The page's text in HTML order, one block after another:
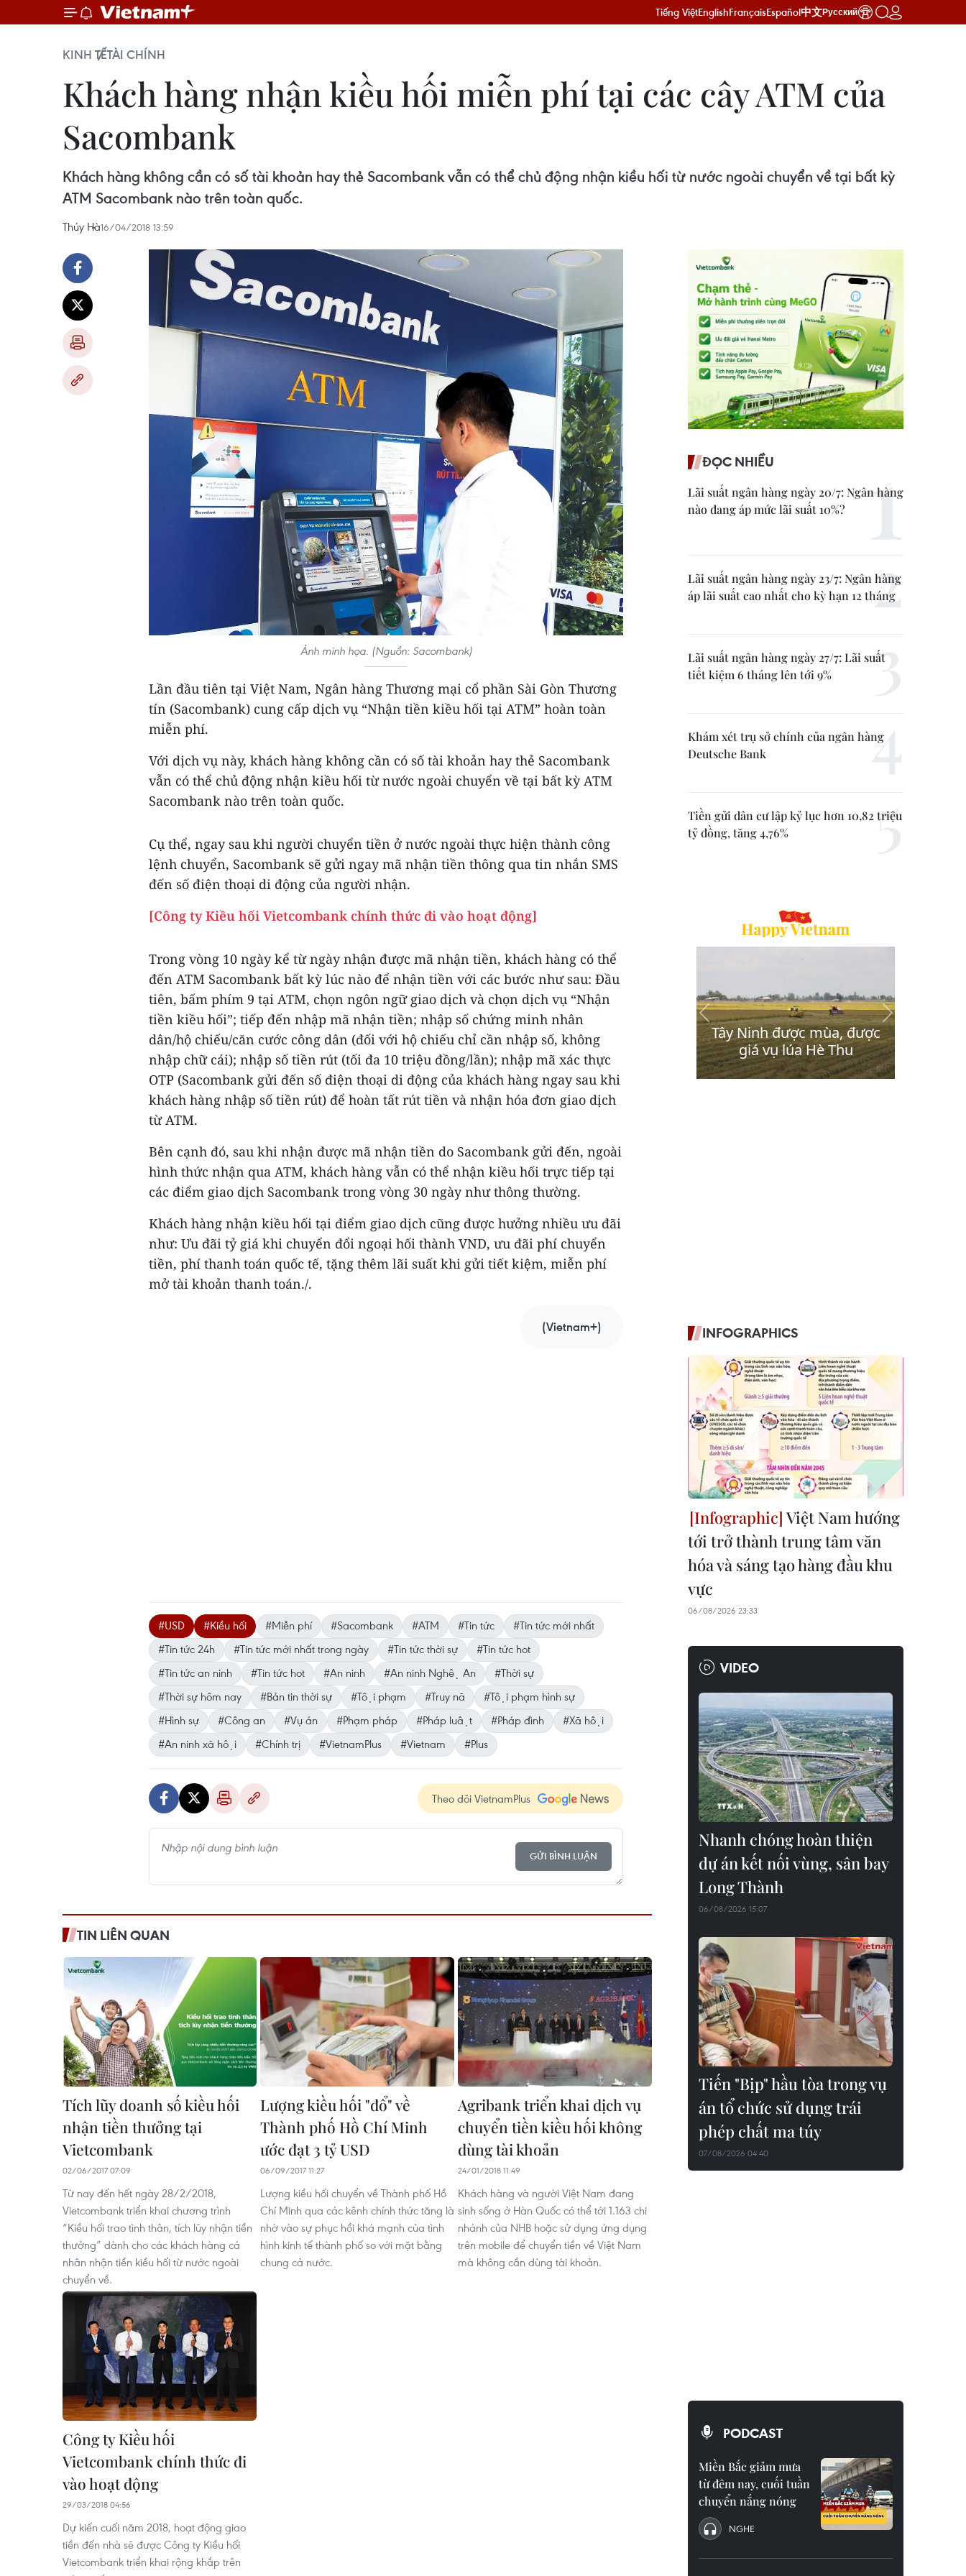
Tiếng ViệtEnglishFrançaisEspañol中文Русский
KINH TẾTÀI CHÍNH
Khách hàng nhận kiều hối miễn phí tại các cây ATM của
Sacombank
Khách hàng không cần có số tài khoản hay thẻ Sacombank vẫn có thể chủ động nhận kiều hối từ nước ngoài chuyển về tại bất kỳ
ATM Sacombank nào trên toàn quốc.
Thúy Hà16/04/2018 13:59
Ảnh minh họa. (Nguồn: Sacombank)
Lần đầu tiên tại Việt Nam, Ngân hàng Thương mại cổ phần Sài Gòn Thương
tín (Sacombank) cung cấp dịch vụ “Nhận tiền kiều hối tại ATM” hoàn toàn
miễn phí.
Với dịch vụ này, khách hàng không cần có số tài khoản hay thẻ Sacombank
vẫn có thể chủ động nhận kiều hối từ nước ngoài chuyển về tại bất kỳ ATM
Sacombank nào trên toàn quốc.
Cụ thể, ngay sau khi người chuyển tiền ở nước ngoài thực hiện thành công
lệnh chuyển, Sacombank sẽ gửi ngay mã nhận tiền thông qua tin nhắn SMS
đến số điện thoại di động của người nhận.
[Công ty Kiều hối Vietcombank chính thức đi vào hoạt động]
Trong vòng 10 ngày kể từ ngày nhận được mã nhận tiền, khách hàng có thể
đến ATM Sacombank bất kỳ lúc nào để nhận tiền với các bước như sau: Đầu
tiên, bấm phím 9 tại ATM, chọn ngôn ngữ giao dịch và chọn dịch vụ “Nhận
tiền kiều hối”; tiếp đến nhập mã nhận tiền; nhập số chứng minh nhân
dân/hộ chiếu/căn cước công dân (đối với hộ chiếu chỉ cần nhập số, không
nhập chữ cái); nhập số tiền rút (tối đa 10 triệu đồng/lần); nhập mã xác thực
OTP (Sacombank gửi đến số điện thoại di động của khách hàng ngay sau khi
khách hàng nhập số tiền rút) để hoàn tất rút tiền và nhận hóa đơn giao dịch
từ ATM.
Bên cạnh đó, sau khi nhận được mã nhận tiền do Sacombank gửi đến, ngoài
hình thức nhận qua ATM, khách hàng vẫn có thể nhận kiều hối trực tiếp tại
các điểm giao dịch Sacombank trong vòng 30 ngày như thông thường.
Khách hàng nhận kiều hối tại điểm giao dịch cũng được hưởng nhiều ưu đãi
như: Ưu đãi tỷ giá khi chuyển đổi ngoại hối thành VND, ưu đãi phí chuyển
tiền, phí thanh toán quốc tế, tặng thêm lãi suất khi gửi tiết kiệm, miễn phí
mở tài khoản thanh toán./.
(Vietnam+)
#USD #Kiều hối #Miễn phí #Sacombank #ATM #Tin tức
#Tin tức mới nhất
#Tin tức 24h
#Tin tức mới nhất trong ngày #Tin tức thời sự
#Tin tức hot
#Tin tức an ninh
#Tin tức hot #An ninh #An ninh Nghệ An
#Thời sự
#Thời sự hôm nay
#Bản tin thời sự #Tội phạm #Truy nã
#Tội phạm hình sự
#Hình sự
#Công an #Vụ án #Phạm pháp #Pháp luật #Pháp đình
#Xã hội
#An ninh xã hội
#Chính trị #VietnamPlus #Vietnam #Plus
Theo dõi VietnamPlus
GỬI BÌNH LUẬN
TIN LIÊN QUAN
Tích lũy doanh số kiều hối
nhận tiền thưởng tại
Vietcombank
02/06/2017 07:09
Từ nay đến hết ngày 28/2/2018,
Vietcombank triển khai chương trình
“Kiều hối trao tình thân, tích lũy nhận tiền
thưởng” dành cho các khách hàng cá
nhân nhận tiền kiều hối từ nước ngoài
chuyển về.
Lượng kiều hối "đổ" về
Thành phố Hồ Chí Minh
ước đạt 3 tỷ USD
06/09/2017 11:27
Lượng kiều hối chuyển về Thành phố Hồ
Chí Minh qua các kênh chính thức tăng là
nhờ vào sự phục hồi khá mạnh của tình
hình kinh tế thành phố so với mặt bằng
chung cả nước.
Agribank triển khai dịch vụ
chuyển tiền kiều hối không
dùng tài khoản
24/01/2018 11:49
Khách hàng và người Việt Nam đang
sinh sống ở Hàn Quốc có thể tới 1.163 chi
nhánh của NHB hoặc sử dụng ứng dụng
trên mobile để chuyển tiền về Việt Nam
mà không cần dùng tài khoản.
Công ty Kiều hối
Vietcombank chính thức đi
vào hoạt động
29/03/2018 04:56
Dự kiến cuối năm 2018, hoạt động giao
tiền đến nhà sẽ được Công ty Kiều hối
Vietcombank triển khai rộng khắp trên
ĐỌC NHIỀU
Lãi suất ngân hàng ngày 20/7: Ngân hàng
nào đang áp mức lãi suất 10%?
Lãi suất ngân hàng ngày 23/7: Ngân hàng
áp lãi suất cao nhất cho kỳ hạn 12 tháng
Lãi suất ngân hàng ngày 27/7: Lãi suất
tiết kiệm 6 tháng lên tới 9%
Khám xét trụ sở chính của ngân hàng
Deutsche Bank
Tiền gửi dân cư lập kỷ lục hơn 10,82 triệu
tỷ đồng, tăng 4,76%
INFOGRAPHICS
Việt Nam hướng
tới trở thành trung tâm văn
hóa và sáng tạo hàng đầu khu
vực
06/08/2026 23:33
VIDEO
Nhanh chóng hoàn thiện
dự án kết nối vùng, sân bay
Long Thành
06/08/2026 15:07
Tiến "Bịp" hầu tòa trong vụ
án tổ chức sử dụng trái
phép chất ma túy
07/08/2026 04:40
PODCAST
Miền Bắc giảm mưa
từ đêm nay, cuối tuần
chuyển nắng nóng
NGHE